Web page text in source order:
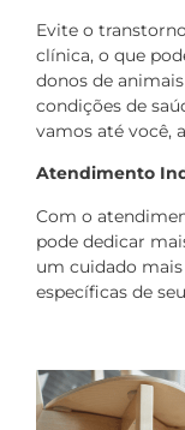
Evite o
clínica, o que
donos de
condições de
vamos até você,
Atendimento
Com o
pode dedicar
um cuidado
específicas de